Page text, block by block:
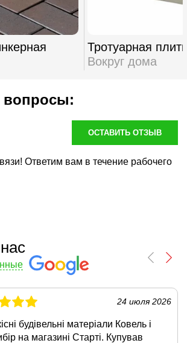
Тротуарная
Вокруг дома
ОСТАВИТЬ ОТЗЫВ
Ответим вам в течение рабочего
24 июля 2026
будівельні матеріали Ковель і
на магазині Старті. Купував